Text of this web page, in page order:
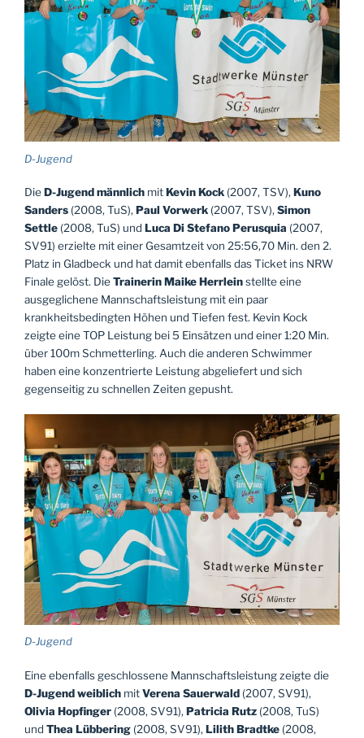
D-Jugend
DieD-Jugend männlich mitKevin Kock (2007, TSV), Kuno
Sanders (2008, TuS), Paul Vorwerk (2007, TSV), Simon
Settle (2008, TuS) und Luca Di Stefano Perusquia (2007,
SV91) erzielte mit einer Gesamtzeit von 25:56,70 Min. den 2.
Platz in Gladbeck und hat damit ebenfalls das Ticket ins NRW
Finale gelöst. DieTrainerin Maike Herrleinstellte eine
ausgeglichene Mannschaftsleistung mit ein paar
krankheitsbedingten Höhen und Tiefen fest. Kevin Kock
zeigte eine TOP Leistung bei 5 Einsätzen und einer 1:20 Min.
über 100m Schmetterling. Auch die anderen Schwimmer
haben eine konzentrierte Leistung abgeliefert und sich
gegenseitig zu schnellen Zeiten gepusht.
D-Jugend
Eine ebenfalls geschlossene Mannschaftsleistung zeigte die
D-Jugend weiblich mitVerena Sauerwald (2007, SV91),
Olivia Hopfinger (2008, SV91), Patricia Rutz (2008, TuS)
und Thea Lübbering (2008, SV91), Lilith Bradtke (2008,